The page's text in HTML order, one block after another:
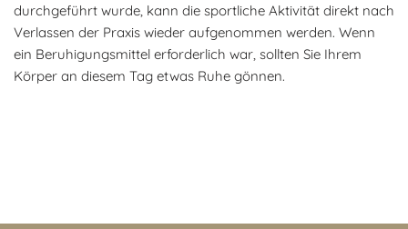
durchgeführt wurde, kann die sportliche Aktivität direkt nach
Verlassen der Praxis wieder aufgenommen werden. Wenn
ein Beruhigungsmittel erforderlich war, sollten Sie Ihrem
Körper an diesem Tag etwas Ruhe gönnen.